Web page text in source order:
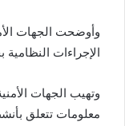
وأوضحت الجهات
الإجراءات
وتهيب الجهات
معلومات تتعلق